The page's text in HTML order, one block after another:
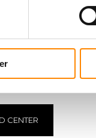
des
CENTER